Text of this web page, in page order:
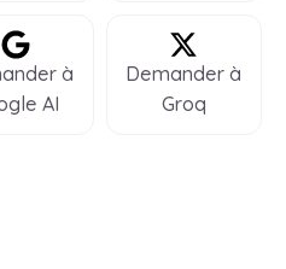
à
AI
Demander à
Groq